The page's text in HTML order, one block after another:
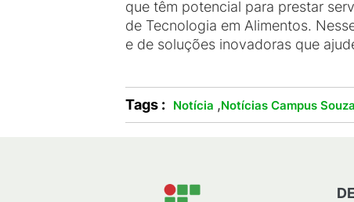
que têm potencial para prestar
de Tecnologia em Alimentos.
e de soluções inovadoras que
Tags : Notícia ,Notícias Campus Souza